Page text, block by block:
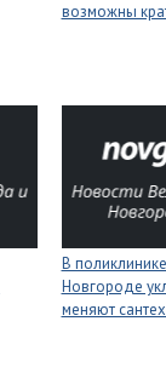
возможны
В
Новгороде
меняют